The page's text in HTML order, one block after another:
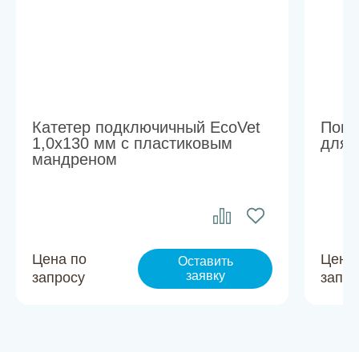
Катетер подключичный EcoVet
1,0х130 мм с пластиковым
мандреном
Цена по
запросу
Оставить
заявку
для
Цена